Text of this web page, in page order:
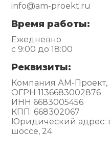
info@am-proekt.ru
Время работы:
Ежедневно
с 9:00 до 18:00
Реквизиты:
Компания АМ-Проект,
ОГРН 1136683002876
ИНН 6683005456
КПП: 668302067
Юридический адрес:
шоссе, 24